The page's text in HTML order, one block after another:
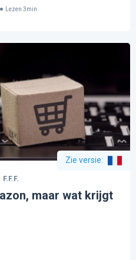
Lezen 3min
Zie versie:
F.F.F.
maar wat krijgt